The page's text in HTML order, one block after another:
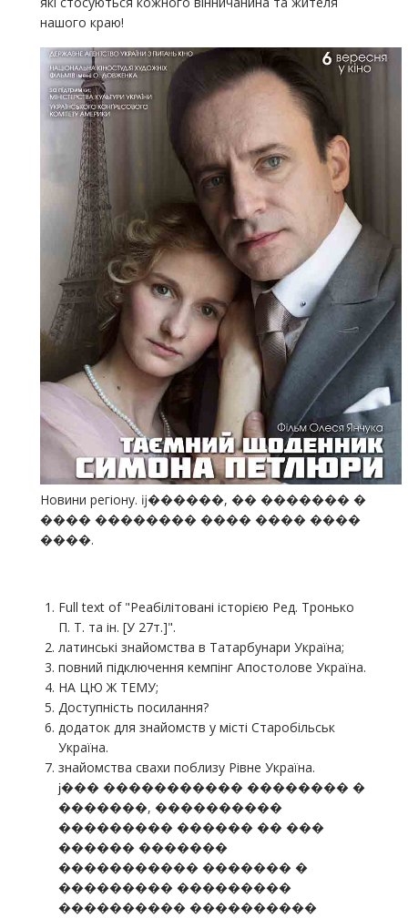
нашого краю!
Новини регіону. ĳ������, �� ������� �
���� �������� ���� ���� ����
����.
Full text of "Реабілітовані історією Ред. Тронько
П. Т. та ін. [У 27т.]".
латинські знайомства в Татарбунари Україна;
повний підключення кемпінг Апостолове Україна.
НА ЦЮ Ж ТЕМУ;
Доступність посилання?
додаток для знайомств у місті Старобільськ
Україна.
знайомства свахи поблизу Рівне Україна.
ϳ��� ����������� �������� �
�������, ����������
��������� ������ �� ���
������ �������
����������� ������� �
��������� ���������
���������� ����������